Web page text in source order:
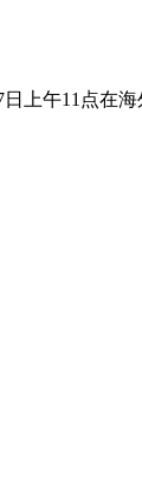
上午11点在